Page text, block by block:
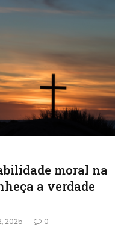
moral na
a verdade
2025 0